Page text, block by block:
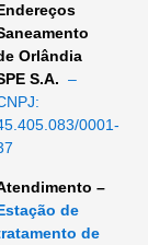
Orlândia
S.A. –
0001-
–
de
de